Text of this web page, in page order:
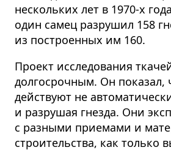
нескольких лет в 1970-х
один самец разрушил 158
из построенных им 160.
Проект исследования
долгосрочным. Он показал,
действуют не
и разрушая гнезда. Они
с разными приемами и
строительства, как только